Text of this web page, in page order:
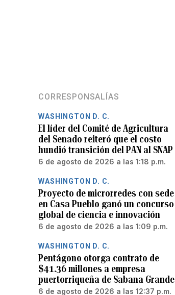
CORRESPONSALÍAS
WASHINGTON D. C.
El líder del Comité de Agricultura
del Senado reiteró que el costo
hundió transición del PAN al SNAP
6 de agosto de 2026 a las 1:18 p.m.
WASHINGTON D. C.
Proyecto de microrredes con sede
en Casa Pueblo ganó un concurso
global de ciencia e innovación
6 de agosto de 2026 a las 1:09 p.m.
WASHINGTON D. C.
Pentágono otorga contrato de
$41.36 millones a empresa
puertorriqueña de Sabana Grande
6 de agosto de 2026 a las 12:37 p.m.